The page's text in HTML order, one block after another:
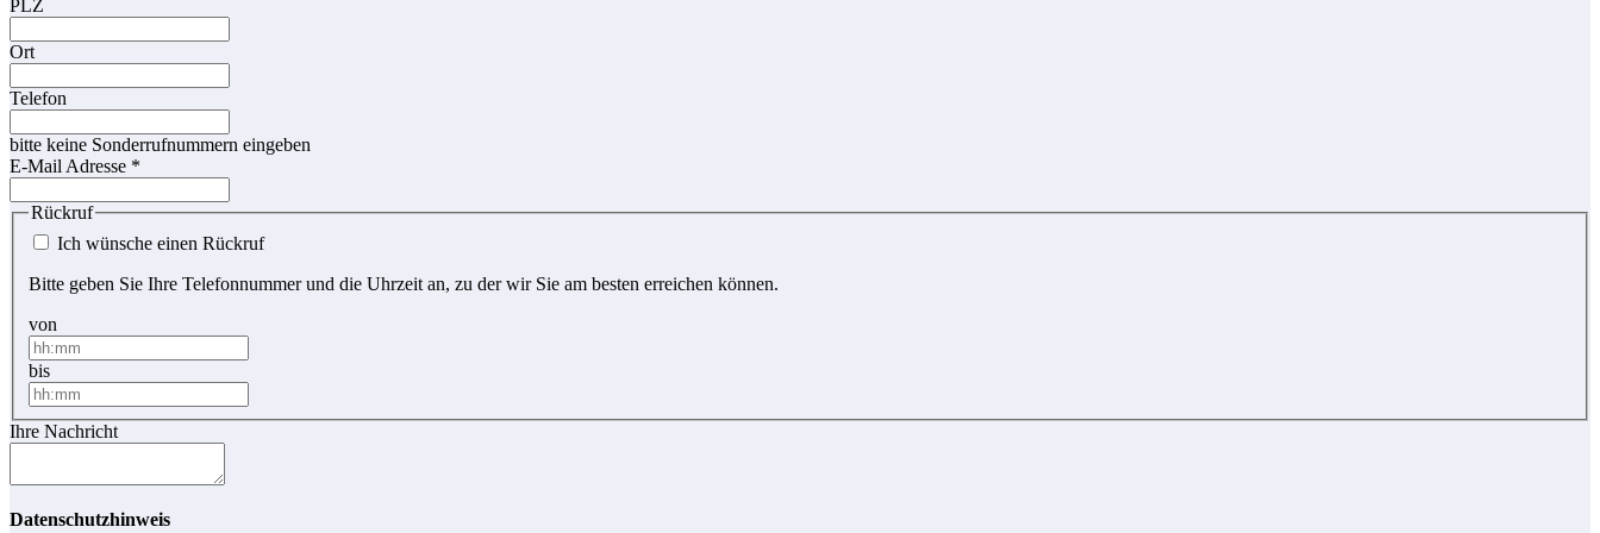
PLZ
Ort
Telefon
bitte keine Sonderrufnummern eingeben
E-Mail Adresse *
Rückruf
Ich wünsche einen Rückruf
Bitte geben Sie Ihre Telefonnummer und die Uhrzeit an, zu der wir Sie am besten erreichen können.
von
bis
Ihre Nachricht
Datenschutzhinweis